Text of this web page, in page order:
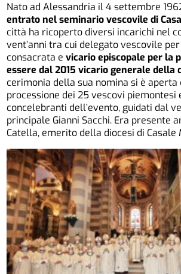
Nato ad Alessandria il 4 settembre
entrato nel seminario vescovile di
città ha ricoperto diversi incarichi nel
vent’anni tra cui delegato vescovile
consacrata evicario episcopale per la
essere dal 2015 vicario generale della
cerimonia della sua nomina si è aperta
processione dei 25 vescovi piemontesi
concelebranti dell’evento, guidati dal
principale Gianni Sacchi. Era presente
Catella, emerito della diocesi di Casale